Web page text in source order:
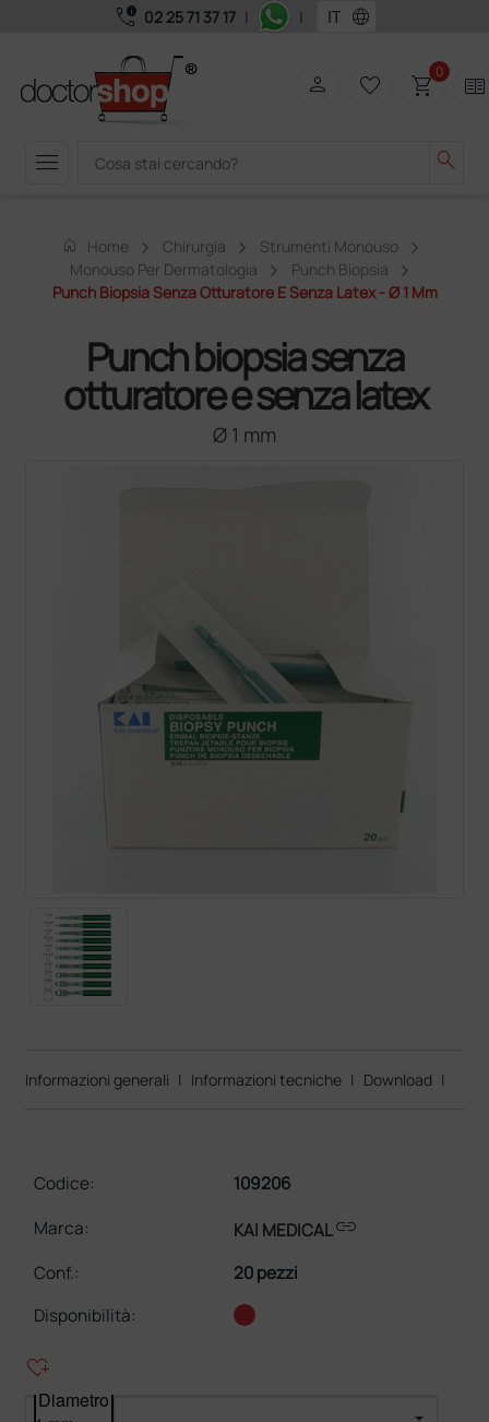
call_quality 02 25 71 37 17 | | language
menu search
person favorite_border shopping_cart0 two_pager
home Home Chirurgia
Strumenti Monouso
Monouso Per Dermatologia
Punch Biopsia
Punch Biopsia Senza Otturatore E Senza Latex - Ø 1 Mm
Punch biopsia senza
otturatore e senza latex
Ø 1 mm
Informazioni generali | Informazioni tecniche | Download |
Codice:
109206
Marca:
KAI MEDICALlink
Conf.:
20 pezzi
Disponibilità:
heart_plus
Diametro